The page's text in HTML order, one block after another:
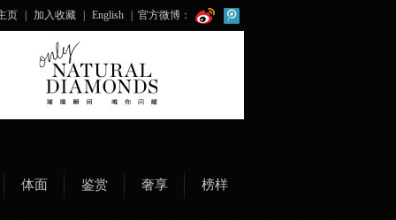
页 加入收藏 English 官方微博：
体面 鉴赏 奢享 榜样